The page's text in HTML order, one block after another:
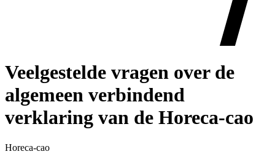
Veelgestelde vragen over de
algemeen verbindend
verklaring van de Horeca-cao
Horeca-cao